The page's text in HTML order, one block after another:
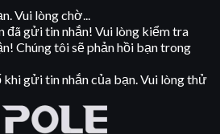
Vui lòng chờ...
đã gửi tin nhắn! Vui lòng kiểm tra
Chúng tôi sẽ phản hồi bạn trong
gửi tin nhắn của bạn. Vui lòng thử